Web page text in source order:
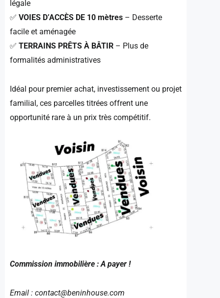
légale
✅ VOIES D’ACCÈS DE 10 mètres – Desserte
facile et aménagée
✅ TERRAINS PRÊTS À BÂTIR – Plus de
formalités administratives
Idéal pour premier achat, investissement ou projet
familial, ces parcelles titrées offrent une
opportunité rare à un prix très compétitif.
Commission immobilière : A payer !
Email : contact@beninhouse.com